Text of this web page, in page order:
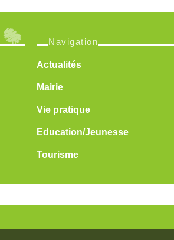
Navigation
Actualités
Mairie
Vie pratique
Education/Jeunesse
Tourisme